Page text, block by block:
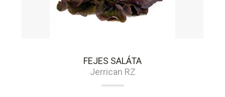
FEJES SALÁTA
Jerrican RZ